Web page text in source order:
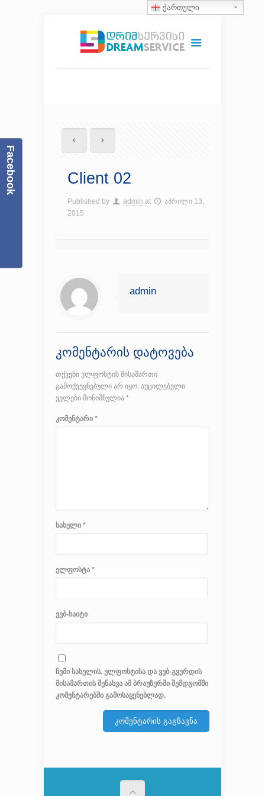
Client 02
Published by admin at
აპრილი 13,
2015
admin
კომენტარის დატოვება
თქვენი ელფოსტის მისამართი
გამოქვეყნებული არ იყო. აუცილებელი
ველები მონიშნულია *
კომენტარი *
სახელი *
ელფოსტა *
ვებ-საიტი
ჩემი სახელის. ელფოსტისა და ვებ-გვერდის
მისამართის შენახვა ამ ბრაუზერში შემდგომში
კომენტარებში გამოსაყენებლად.
ქართული
Facebook